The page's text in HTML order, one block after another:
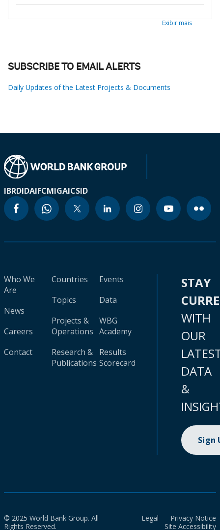
Exibir mais
SUBSCRIBE TO EMAIL ALERTS
Daily Updates of the Latest Projects & Documents
IBRDIDAIFCMIGAICSID
Who We
Are
News
Careers
Contact
Countries
Topics
Projects &
Operations
Research &
Publications
Events
Data
WBG
Academy
Results
Scorecard
STAY
WITH
OUR
DATA
&
Sign
© 2025 World Bank Group. All
Rights Reserved.
Legal
Privacy Notice
Site Accessibility